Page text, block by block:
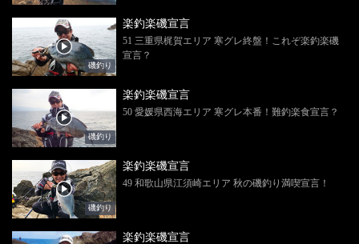
磯釣り
楽釣楽磯宣言
51 三重県梶賀エリア 寒グレ終盤！これぞ楽釣楽磯
宣言？
磯釣り
楽釣楽磯宣言
50 愛媛県西海エリア 寒グレ本番！難釣楽食宣言？
磯釣り
楽釣楽磯宣言
49 和歌山県江須崎エリア 秋の磯釣り満喫宣言！
楽釣楽磯宣言